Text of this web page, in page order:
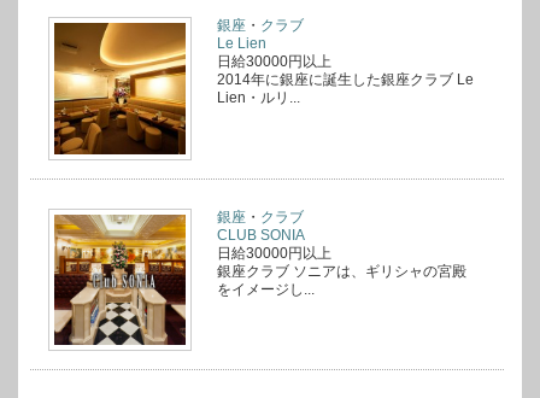
銀座 ・ クラブ
Le Lien
日給30000円以上
2014年に銀座に誕生した銀座クラブ Le
Lien・ルリ...
銀座 ・ クラブ
CLUB SONIA
日給30000円以上
銀座クラブ ソニアは、ギリシャの宮殿
をイメージし...